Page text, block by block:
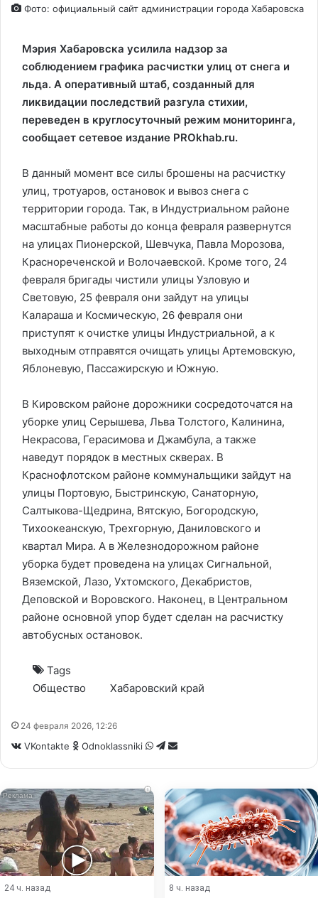
Фото: официальный сайт администрации города Хабаровска
Мэрия Хабаровска усилила надзор за
соблюдением графика расчистки улиц от снега и
льда. А оперативный штаб, созданный для
ликвидации последствий разгула стихии,
переведен в круглосуточный режим мониторинга,
сообщает сетевое издание PROkhab.ru.
В данный момент все силы брошены на расчистку
улиц, тротуаров, остановок и вывоз снега с
территории города. Так, в Индустриальном районе
масштабные работы до конца февраля развернутся
на улицах Пионерской, Шевчука, Павла Морозова,
Краснореченской и Волочаевской. Кроме того, 24
февраля бригады чистили улицы Узловую и
Световую, 25 февраля они зайдут на улицы
Калараша и Космическую, 26 февраля они
приступят к очистке улицы Индустриальной, а к
выходным отправятся очищать улицы Артемовскую,
Яблоневую, Пассажирскую и Южную.
В Кировском районе дорожники сосредоточатся на
уборке улиц Серышева, Льва Толстого, Калинина,
Некрасова, Герасимова и Джамбула, а также
наведут порядок в местных скверах. В
Краснофлотском районе коммунальщики зайдут на
улицы Портовую, Быстринскую, Санаторную,
Салтыкова-Щедрина, Вятскую, Богородскую,
Тихоокеанскую, Трехгорную, Даниловского и
квартал Мира. А в Железнодорожном районе
уборка будет проведена на улицах Сигнальной,
Вяземской, Лазо, Ухтомского, Декабристов,
Деповской и Воровского. Наконец, в Центральном
районе основной упор будет сделан на расчистку
автобусных остановок.
Tags
Общество
Хабаровский край
24 февраля 2026, 12:26
VKontakte Odnoklassniki WhatsApp
Telegram
Share
i
24 ч. назад
8 ч. назад